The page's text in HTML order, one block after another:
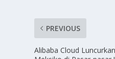
PREVIOUS
Alibaba Cloud